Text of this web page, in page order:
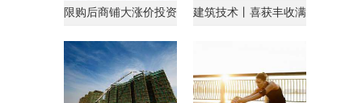
限购后商铺大涨价投资
建筑技术丨喜获丰收满